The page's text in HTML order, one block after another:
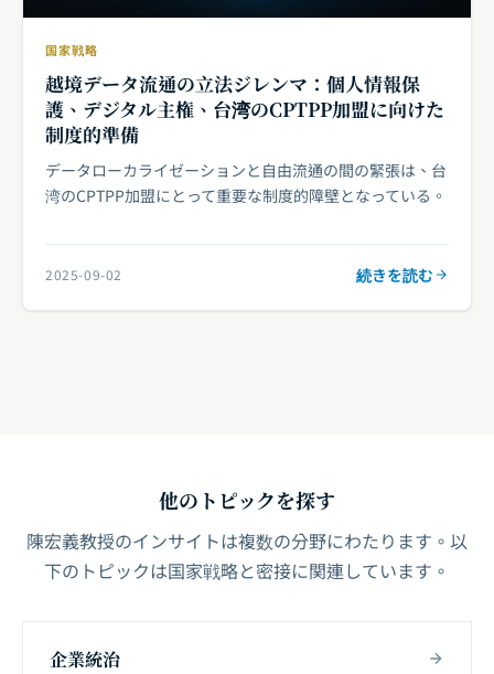
国家戦略
越境データ流通の立法ジレンマ：個人情報保
護、デジタル主権、台湾のCPTPP加盟に向けた
制度的準備
データローカライゼーションと自由流通の間の緊張は、台
湾のCPTPP加盟にとって重要な制度的障壁となっている。
2025-09-02 続きを読む
他のトピックを探す
陳宏義教授のインサイトは複数の分野にわたります。以
下のトピックは国家戦略と密接に関連しています。
企業統治